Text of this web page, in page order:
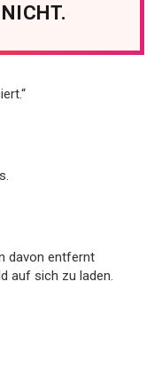
davon entfernt
auf sich zu laden.